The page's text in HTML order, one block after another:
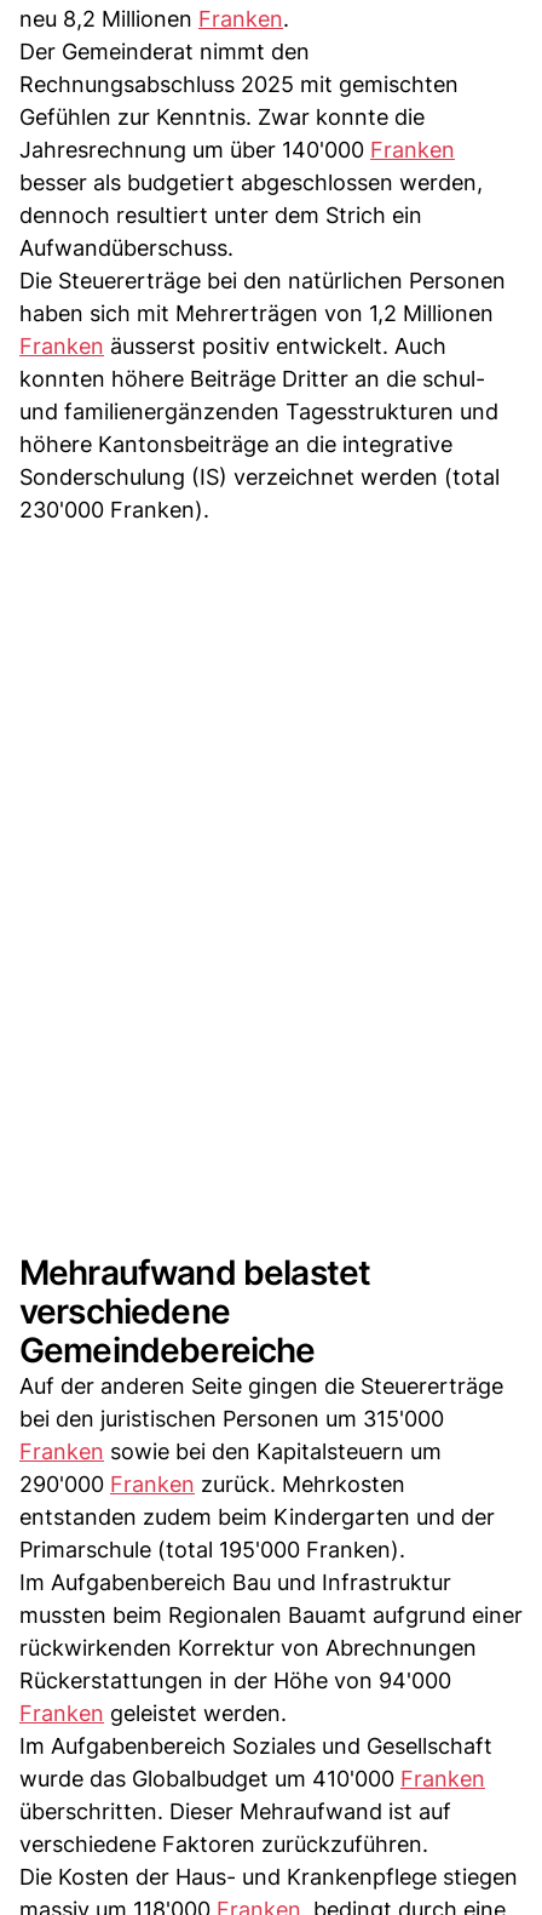
neu 8,2 Millionen Franken.
Der Gemeinderat nimmt den
Rechnungsabschluss 2025 mit gemischten
Gefühlen zur Kenntnis. Zwar konnte die
Jahresrechnung um über 140'000 Franken
besser als budgetiert abgeschlossen werden,
dennoch resultiert unter dem Strich ein
Aufwandüberschuss.
Die Steuererträge bei den natürlichen Personen
haben sich mit Mehrerträgen von 1,2 Millionen
Franken äusserst positiv entwickelt. Auch
konnten höhere Beiträge Dritter an die schul-
und familienergänzenden Tagesstrukturen und
höhere Kantonsbeiträge an die integrative
Sonderschulung (IS) verzeichnet werden (total
230'000 Franken).
Mehraufwand belastet
verschiedene
Gemeindebereiche
Auf der anderen Seite gingen die Steuererträge
bei den juristischen Personen um 315'000
Franken sowie bei den Kapitalsteuern um
290'000 Franken zurück. Mehrkosten
entstanden zudem beim Kindergarten und der
Primarschule (total 195'000 Franken).
Im Aufgabenbereich Bau und Infrastruktur
mussten beim Regionalen Bauamt aufgrund einer
rückwirkenden Korrektur von Abrechnungen
Rückerstattungen in der Höhe von 94'000
Franken geleistet werden.
Im Aufgabenbereich Soziales und Gesellschaft
wurde das Globalbudget um 410'000 Franken
überschritten. Dieser Mehraufwand ist auf
verschiedene Faktoren zurückzuführen.
Die Kosten der Haus- und Krankenpflege stiegen
massiv um 118'000 Franken , bedingt durch eine